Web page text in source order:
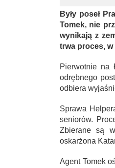
Były poseł
Tomek, nie
wynikają z
trwa proces, w
Pierwotnie na
odrębnego
odbiera
Sprawa
seniorów.
Zbierane są
oskarżona
Agent Tomek